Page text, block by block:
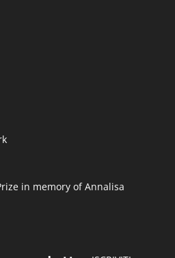
in memory of Annalisa